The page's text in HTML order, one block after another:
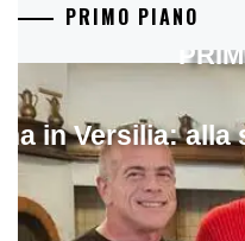
PRIMO PIANO
in Versilia: